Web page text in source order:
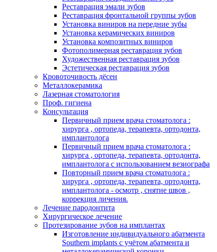
Реставрация эмали зубов
Реставрация фронтальной группы зубов
Установка виниров на передние зубы
Установка керамических виниров
Установка композитных виниров
Фотополимерная реставрация зубов
Художественная реставрация зубов
Эстетическая реставрация зубов
Кровоточивость дёсен
Металлокерамика
Лазерная стоматология
Проф. гигиена
Консультация
Первичный прием врача стоматолога :
хирурга , ортопеда, терапевта, ортодонта,
имплантолога
Первичный прием врача стоматолога :
хирурга , ортопеда, терапевта, ортодонта,
имплантолога с использованием везиографа
Повторный прием врача стоматолога :
хирурга , ортопеда, терапевта, ортодонта,
имплантолога - осмотр , снятие швов ,
коррекция личения.
Лечение пародонтита
Хирургическое лечение
Протезирование зубов на имплантах
Изготовление индивидуального абатмента
Southern implants с учётом абатмента и